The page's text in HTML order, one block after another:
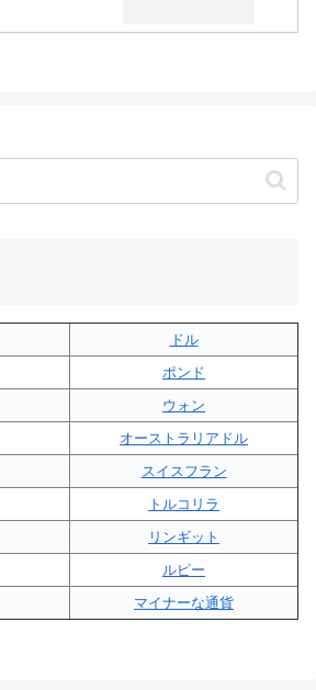
ドル
ポンド
ウォン
オーストラリアドル
スイスフラン
トルコリラ
リンギット
ルピー
マイナーな通貨